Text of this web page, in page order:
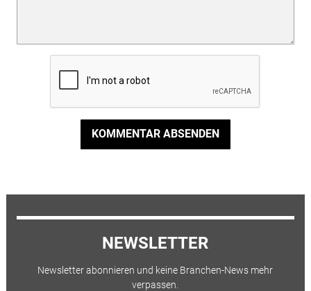
KOMMENTAR ABSENDEN
NEWSLETTER
Newsletter abonnieren und keine Branchen-News mehr
verpassen.